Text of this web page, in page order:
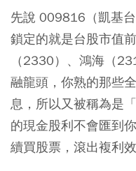
先說 009816（凱基
鎖定的就是台股市值
（2330）、鴻海（
融龍頭，你熟的那些
息，所以又被稱為是
的現金股利不會匯到
續買股票，滾出複利效